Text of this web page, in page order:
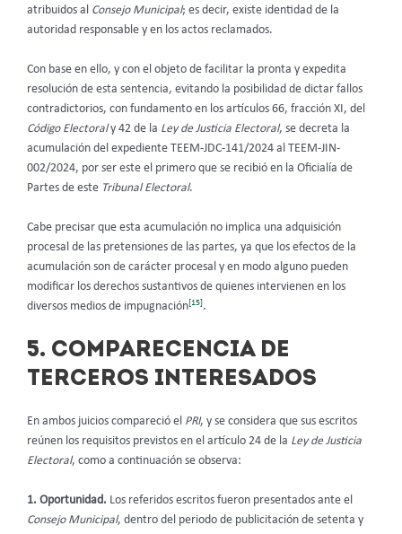
atribuidos al Consejo Municipal; es decir, existe identidad de la
autoridad responsable y en los actos reclamados.
Con base en ello, y con el objeto de facilitar la pronta y expedita
resolución de esta sentencia, evitando la posibilidad de dictar fallos
contradictorios, con fundamento en los artículos 66, fracción XI, del
Código Electoraly 42 de la Ley de Justicia Electoral, se decreta la
acumulación del expediente TEEM-JDC-141/2024 al TEEM-JIN-
002/2024, por ser este el primero que se recibió en la Oficialía de
Partes de este Tribunal Electoral.
Cabe precisar que esta acumulación no implica una adquisición
procesal de las pretensiones de las partes, ya que los efectos de la
acumulación son de carácter procesal y en modo alguno pueden
modificar los derechos sustantivos de quienes intervienen en los
diversos medios de impugnación[15].
5. COMPARECENCIA DE
TERCEROS INTERESADOS
En ambos juicios compareció el PRI, y se considera que sus escritos
reúnen los requisitos previstos en el artículo 24 de la Ley de Justicia
Electoral, como a continuación se observa:
1. Oportunidad. Los referidos escritos fueron presentados ante el
Consejo Municipal, dentro del periodo de publicitación de setenta y